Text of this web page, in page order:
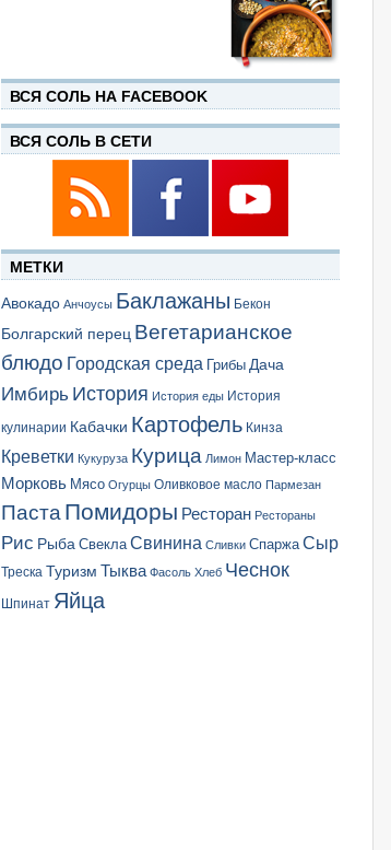
ВСЯ СОЛЬ НА FACEBOOK
ВСЯ СОЛЬ В СЕТИ
МЕТКИ
Авокадо Анчоусы Баклажаны Бекон
Болгарский перец Вегетарианское
блюдо Городская среда Грибы Дача
Имбирь История История еды История
кулинарии Кабачки Картофель Кинза
Креветки Кукуруза Курица Лимон Мастер-класс
Морковь Мясо Огурцы Оливковое масло Пармезан
ПастаПомидоры Ресторан Рестораны
Рис Рыба Свекла Свинина Сливки Спаржа Сыр
Треска Туризм Тыква Фасоль Хлеб Чеснок
Шпинат Яйца